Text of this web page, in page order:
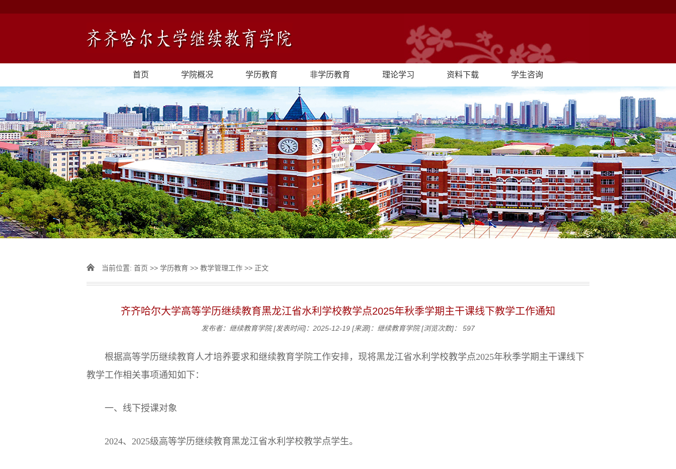
首页 学院概况 学历教育 非学历教育 理论学习 资料下载 学生咨询
当前位置: 首页 >> 学历教育 >> 教学管理工作 >> 正文
齐齐哈尔大学高等学历继续教育黑龙江省水利学校教学点2025年秋季学期主干课线下教学工作通知
发布者：继续教育学院 [发表时间]：2025-12-19 [来源]：继续教育学院[浏览次数]： 597
根据高等学历继续教育人才培养要求和继续教育学院工作安排，现将黑龙江省水利学校教学点2025年秋季学期主干课线下
教学工作相关事项通知如下：
一、线下授课对象
2024、2025级高等学历继续教育黑龙江省水利学校教学点学生。